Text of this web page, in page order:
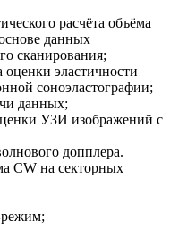
расчёта объёма
данных
сканирования;
эластичности
соноэластографии;
данных;
УЗИ изображений с
допплера.
CW на секторных